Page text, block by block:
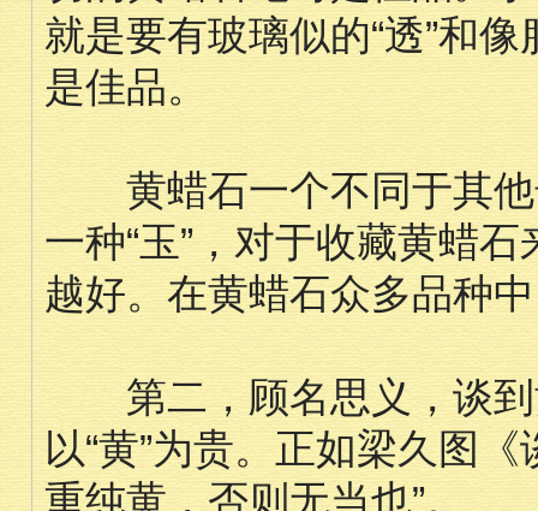
就是要有玻璃似的“透”和
是佳品。
黄蜡石一个不同于其他
一种“玉”，对于收藏黄蜡
越好。在黄蜡石众多品种
第二，顾名思义，谈到
以“黄”为贵。正如梁久图
重纯黄，否则无当也”。